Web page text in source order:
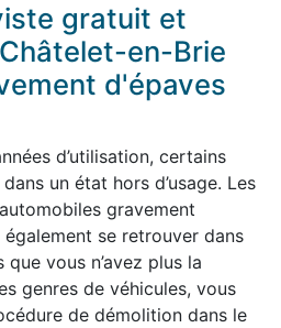
gratuit et
en-Brie
d'épaves
d’utilisation, certains
un état hors d’usage. Les
gravement
se retrouver dans
vous n’avez plus la
genres de véhicules, vous
de démolition dans le